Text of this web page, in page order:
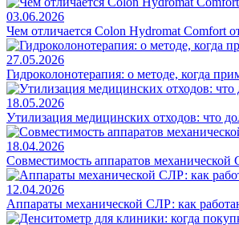
03.06.2026
Чем отличается Colon Hydromat Comfort
27.05.2026
Гидроколонотерапия: о методе, когда
18.05.2026
Утилизация медицинских отходов: что
18.04.2026
Совместимость аппаратов
12.04.2026
Аппараты механической СЛР: как